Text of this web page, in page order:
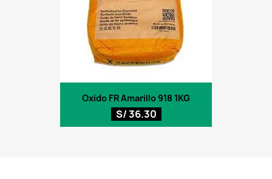
Oxido FR Amarillo 918 1KG
S/ 36.30